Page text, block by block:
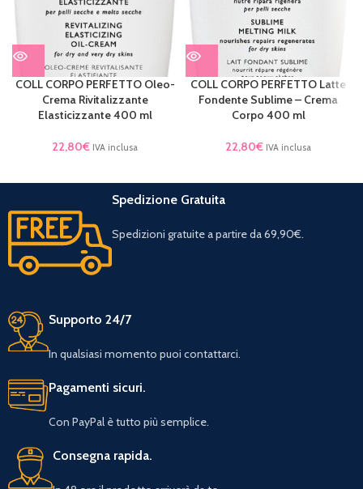
COLL CORPO PERFETTO Oleo-
Crema Rivitalizzante
Elasticizzante 400 ml
22,80€ IVA inclusa
COLL CORPO PERFETTO Latte
Fondente Sublime – Crema
Corpo 400 ml
22,80€ IVA inclusa
Spedizione Gratuita
Spedizioni gratuite a partire da 69,90€.
Supporto 24/7
In qualsiasi momento puoi contattarci.
Pagamenti sicuri.
Con PayPal è tutto più semplice.
Consegna rapida.